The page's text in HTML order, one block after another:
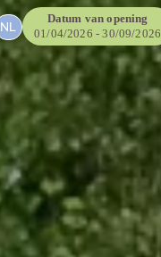
NL
Datum van opening
01/04/2026 - 30/09/2026